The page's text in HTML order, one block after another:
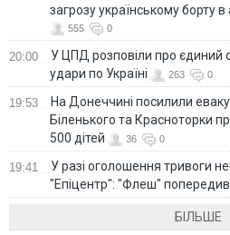
загрозу українському борту
555 0
20:00
У ЦПД розповіли про єдиний
удари по Україні
263 0
19:53
На Донеччині посилили
Біленького та Красноторки
500 дітей
36 0
19:41
У разі оголошення тривоги
"Епіцентр": "Флеш"
БІЛЬШЕ